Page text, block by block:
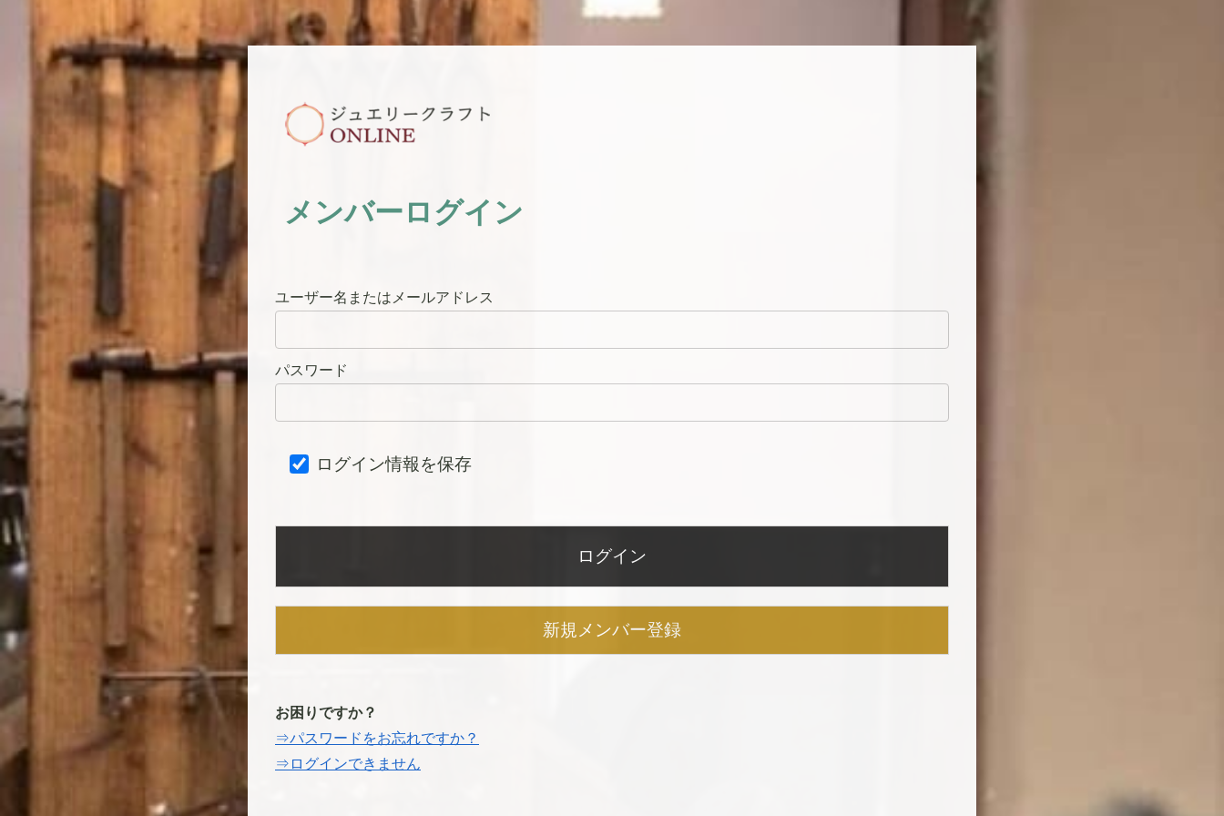
メンバーログイン
ユーザー名またはメールアドレス
パスワード
ログイン情報を保存
新規メンバー登録
お困りですか？
⇒パスワードをお忘れですか？
⇒ログインできません